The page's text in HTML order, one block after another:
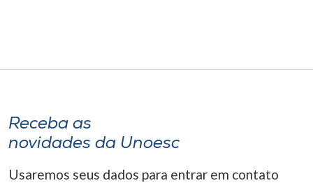
A+
Receba as
novidades da Unoesc
Usaremos seus dados para entrar em contato